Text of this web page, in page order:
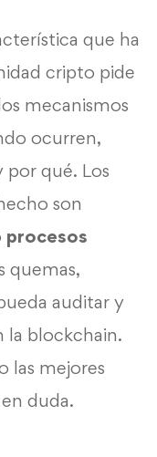
que ha
cripto pide
mecanismos
ocurren,
por qué. Los
son
procesos
quemas,
auditar y
la blockchain.
las mejores
duda.